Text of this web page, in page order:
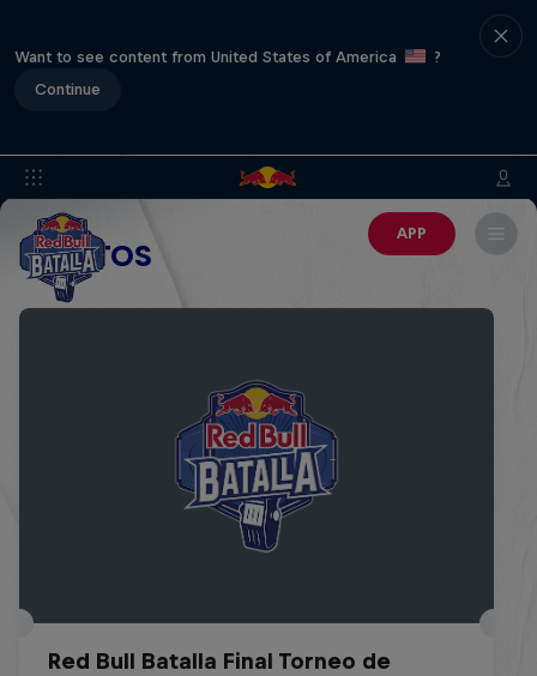
Want to see content from United States of America
?
Continue
APP
EVENTOS
Red Bull Batalla Final Torneo de